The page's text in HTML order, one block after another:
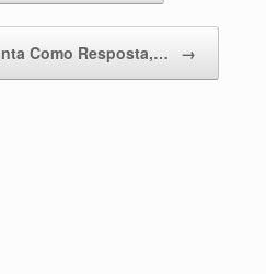
Como Resposta,… →